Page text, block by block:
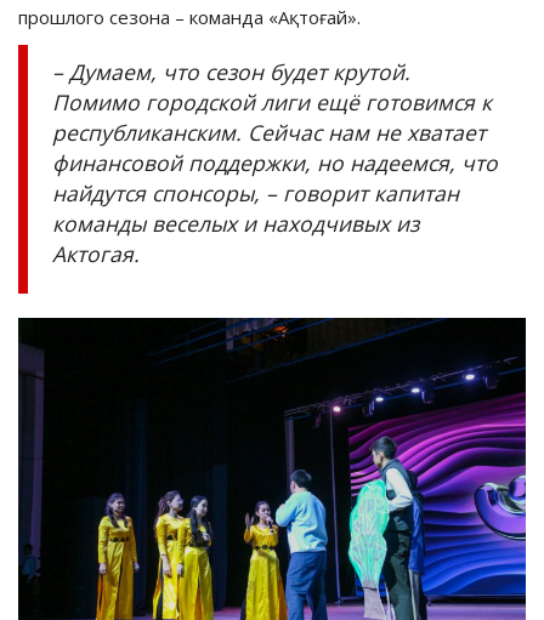
прошлого сезона – команда «Ақтоғай».
– Думаем, что сезон будет крутой.
Помимо городской лиги ещё готовимся к
республиканским. Сейчас нам не хватает
финансовой поддержки, но надеемся, что
найдутся спонсоры, – говорит капитан
команды веселых и находчивых из
Актогая.